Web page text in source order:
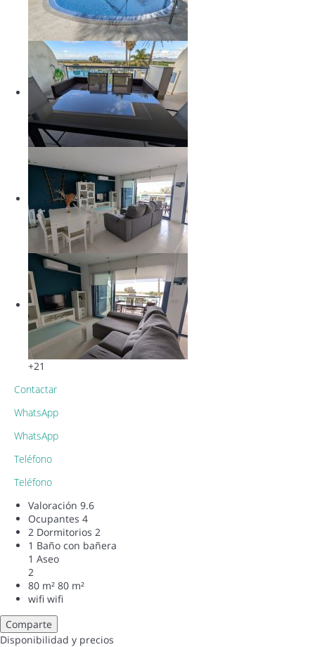
+21
Contactar
WhatsApp
WhatsApp
Teléfono
Teléfono
Valoración 9.6
Ocupantes 4
2 Dormitorios 2
1 Baño con bañera
1 Aseo
2
80 m² 80 m²
wifi wifi
Comparte
Disponibilidad y precios